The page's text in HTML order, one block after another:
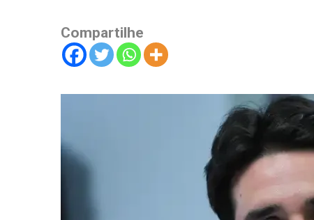
Compartilhe